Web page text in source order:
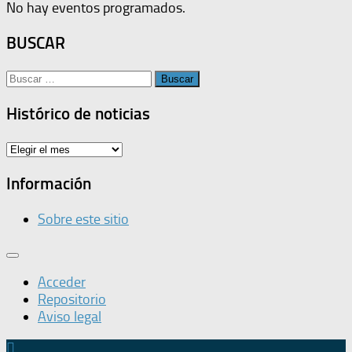
No hay eventos programados.
BUSCAR
Buscar:
Histórico de noticias
Histórico
noticias
Información
Sobre este sitio
Acceder
Repositorio
Aviso legal